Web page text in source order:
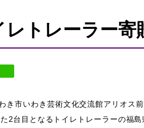
トレーラー寄
き市いわき芸術文化交流館アリオス
2台目となるトイレトレーラーの福島